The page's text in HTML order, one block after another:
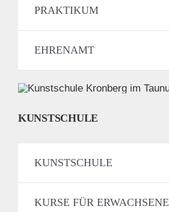
PRAKTIKUM
EHRENAMT
KUNSTSCHULE
KUNSTSCHULE
KURSE FÜR ERWACHSENE